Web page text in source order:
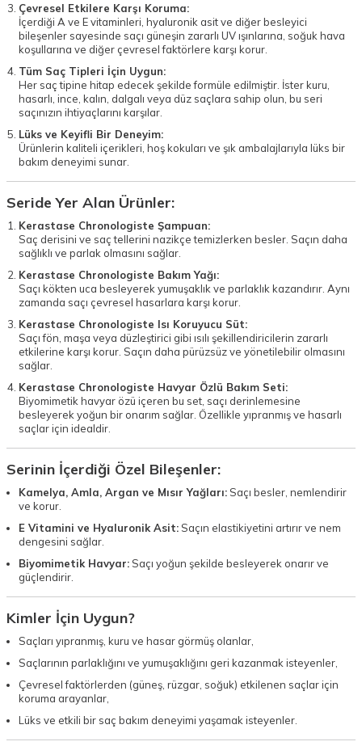
Çevresel Etkilere Karşı Koruma:
İçerdiği A ve E vitaminleri, hyaluronik asit ve diğer besleyici
bileşenler sayesinde saçı güneşin zararlı UV ışınlarına, soğuk hava
koşullarına ve diğer çevresel faktörlere karşı korur.
Tüm Saç Tipleri İçin Uygun:
Her saç tipine hitap edecek şekilde formüle edilmiştir. İster kuru,
hasarlı, ince, kalın, dalgalı veya düz saçlara sahip olun, bu seri
saçınızın ihtiyaçlarını karşılar.
Lüks ve Keyifli Bir Deneyim:
Ürünlerin kaliteli içerikleri, hoş kokuları ve şık ambalajlarıyla lüks bir
bakım deneyimi sunar.
Seride Yer Alan Ürünler:
Kerastase Chronologiste Şampuan:
Saç derisini ve saç tellerini nazikçe temizlerken besler. Saçın daha
sağlıklı ve parlak olmasını sağlar.
Kerastase Chronologiste Bakım Yağı:
Saçı kökten uca besleyerek yumuşaklık ve parlaklık kazandırır. Aynı
zamanda saçı çevresel hasarlara karşı korur.
Kerastase Chronologiste Isı Koruyucu Süt:
Saçı fön, maşa veya düzleştirici gibi ısılı şekillendiricilerin zararlı
etkilerine karşı korur. Saçın daha pürüzsüz ve yönetilebilir olmasını
sağlar.
Kerastase Chronologiste Havyar Özlü Bakım Seti:
Biyomimetik havyar özü içeren bu set, saçı derinlemesine
besleyerek yoğun bir onarım sağlar. Özellikle yıpranmış ve hasarlı
saçlar için idealdir.
Serinin İçerdiği Özel Bileşenler:
Kamelya, Amla, Argan ve Mısır Yağları: Saçı besler, nemlendirir
ve korur.
E Vitamini ve Hyaluronik Asit: Saçın elastikiyetini artırır ve nem
dengesini sağlar.
Biyomimetik Havyar: Saçı yoğun şekilde besleyerek onarır ve
güçlendirir.
Kimler İçin Uygun?
Saçları yıpranmış, kuru ve hasar görmüş olanlar,
Saçlarının parlaklığını ve yumuşaklığını geri kazanmak isteyenler,
Çevresel faktörlerden (güneş, rüzgar, soğuk) etkilenen saçlar için
koruma arayanlar,
Lüks ve etkili bir saç bakım deneyimi yaşamak isteyenler.